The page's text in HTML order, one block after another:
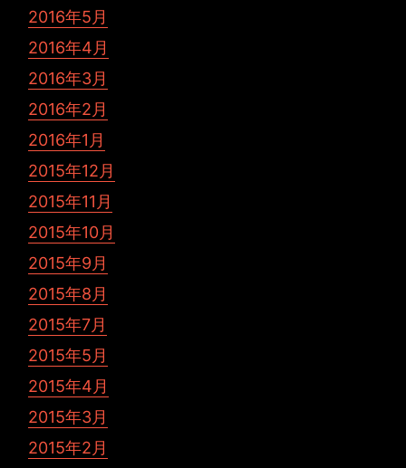
2016年5月
2016年4月
2016年3月
2016年2月
2016年1月
2015年12月
2015年11月
2015年10月
2015年9月
2015年8月
2015年7月
2015年5月
2015年4月
2015年3月
2015年2月